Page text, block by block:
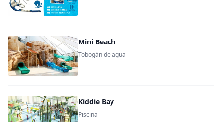
Mini Beach
Tobogán de agua
Kiddie Bay
Piscina